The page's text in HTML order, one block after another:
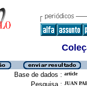
Base de dados : article
Pesquisa : JUAN